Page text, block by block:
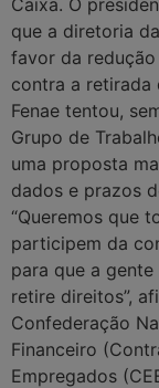
que a diretoria
favor da
contra a retirada
Fenae tentou,
Grupo de
uma proposta
dados e prazos
“Queremos que
participem da
para que a
retire direitos”,
Confederação
Financeiro
Empregados